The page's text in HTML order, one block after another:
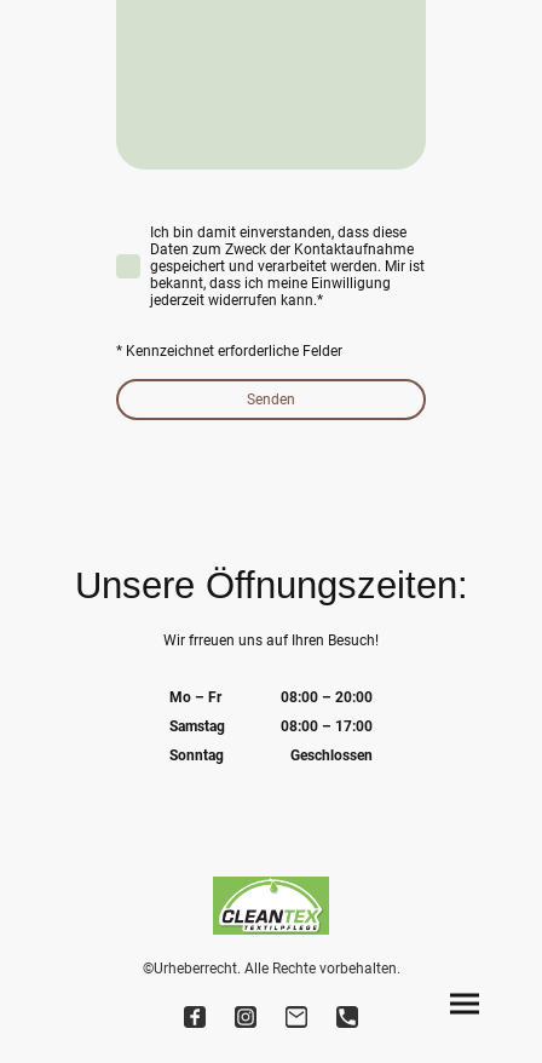
Ich bin damit einverstanden, dass diese
Daten zum Zweck der Kontaktaufnahme
gespeichert und verarbeitet werden. Mir ist
bekannt, dass ich meine Einwilligung
jederzeit widerrufen kann.*
* Kennzeichnet erforderliche Felder
Senden
Unsere Öffnungszeiten:
Wir frreuen uns auf Ihren Besuch!
Mo – Fr
08:00 – 20:00
Samstag
08:00 – 17:00
Sonntag
Geschlossen
©Urheberrecht. Alle Rechte vorbehalten.